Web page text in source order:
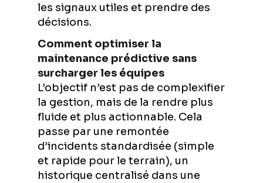
les signaux utiles et prendre des
décisions.
Comment optimiser la
maintenance prédictive sans
surcharger les équipes
L’objectif n’est pas de complexifier
la gestion, mais de la rendre plus
fluide et plus actionnable. Cela
passe par une remontée
d’incidents standardisée (simple
et rapide pour le terrain), un
historique centralisé dans une